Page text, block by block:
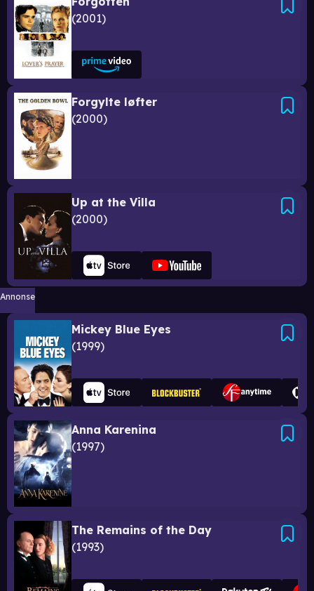
2001
Forgylte løfter
2000
Up at the Villa
2000
Annonse
Mickey Blue Eyes
1999
Anna Karenina
1997
The Remains of the Day
1993